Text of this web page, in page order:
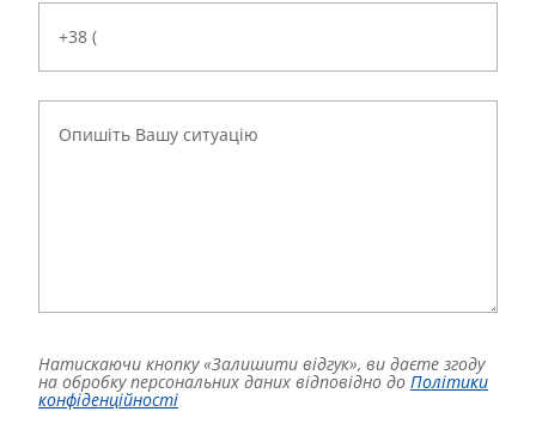
Натискаючи кнопку «Залишити відгук», ви даєте згоду
на обробку персональних даних відповідно до Політики
конфіденційності